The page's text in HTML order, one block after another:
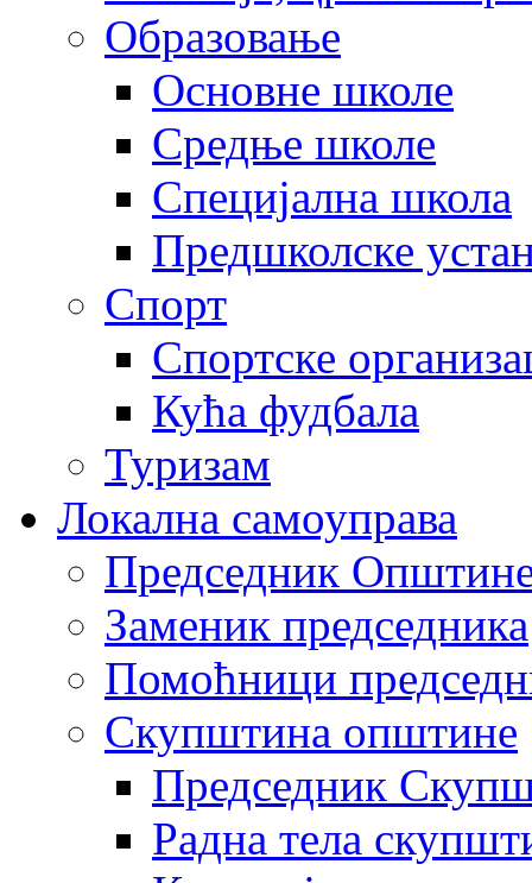
Образовање
Основне школе
Средње школе
Специјална школа
Предшколске
Спорт
Спортске
Кућа фудбала
Туризам
Локална самоуправа
Председник
Заменик председника
Помоћници
Скупштина општине
Председник
Радна тела